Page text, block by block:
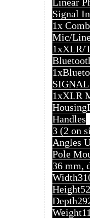
Signal
1x
Mic/
1xXLR/
1xXLR
Housing
Handles
3 (2 on
Angles
Pole
36 mm,
Width
Height
Depth
Weight